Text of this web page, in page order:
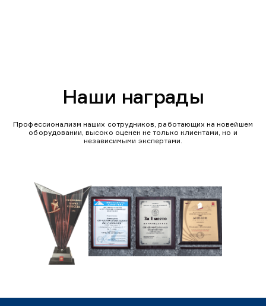
Наши награды
Профессионализм наших сотрудников, работающих на новейшем
оборудовании, высоко оценен не только клиентами, но и
независимыми экспертами.